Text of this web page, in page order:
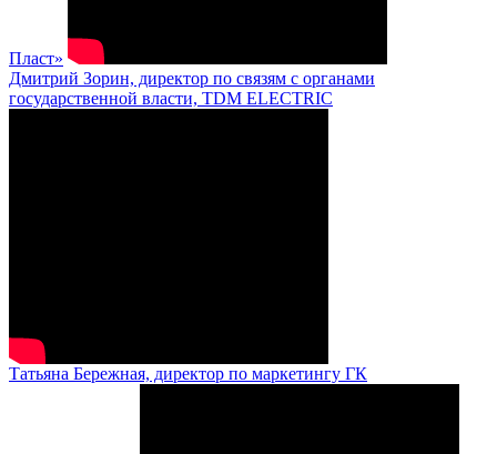
Пласт»
Дмитрий Зорин, директор по связям с органами
государственной власти, TDM ELECTRIC
Татьяна Бережная, директор по маркетингу ГК